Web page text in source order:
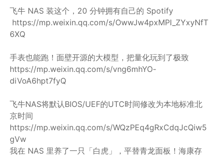
飞牛 NAS 装这个，20 分钟拥有自己的 Spotify
https://mp.weixin.qq.com/s/OwwJw4pxMPI_ZYxyNfT
6XQ
手表也能跑！面壁开源的大模型，把量化玩到了极致
https://mp.weixin.qq.com/s/vng6mhYO-
diVoA6hpt7fyQ
飞牛NAS将默认BIOS/UEF的UTC时间修改为本地标准北
京时间
https://mp.weixin.qq.com/s/WQzPEq4gRxCdqJcQiw5
gVw
我在 NAS 里养了一只「白虎」，平替青龙面板！海康存